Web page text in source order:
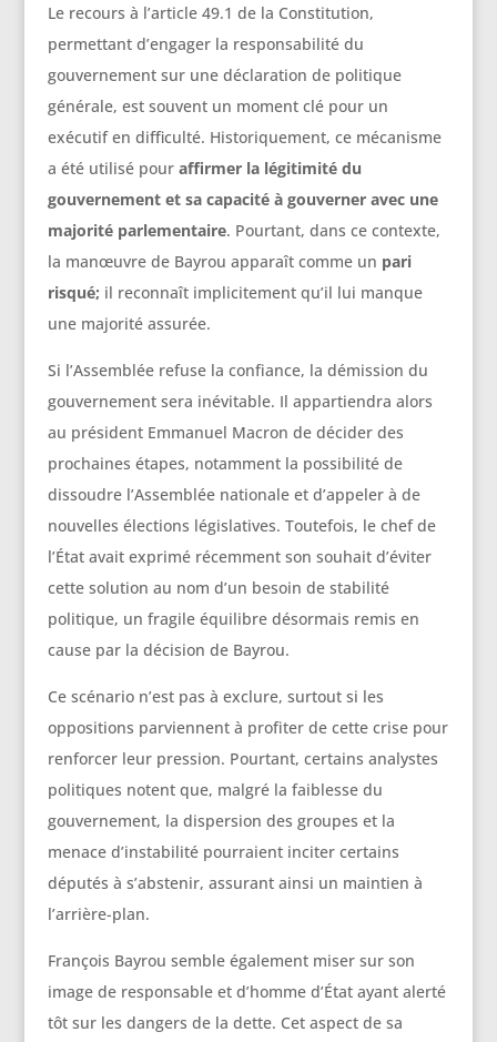
Le recours à l’article 49.1 de la Constitution,
permettant d’engager la responsabilité du
gouvernement sur une déclaration de politique
générale, est souvent un moment clé pour un
exécutif en difficulté. Historiquement, ce mécanisme
a été utilisé pour affirmer la légitimité du
gouvernement et sa capacité à gouverner avec une
majorité parlementaire. Pourtant, dans ce contexte,
la manœuvre de Bayrou apparaît comme un pari
risqué; il reconnaît implicitement qu’il lui manque
une majorité assurée.
Si l’Assemblée refuse la confiance, la démission du
gouvernement sera inévitable. Il appartiendra alors
au président Emmanuel Macron de décider des
prochaines étapes, notamment la possibilité de
dissoudre l’Assemblée nationale et d’appeler à de
nouvelles élections législatives. Toutefois, le chef de
l’État avait exprimé récemment son souhait d’éviter
cette solution au nom d’un besoin de stabilité
politique, un fragile équilibre désormais remis en
cause par la décision de Bayrou.
Ce scénario n’est pas à exclure, surtout si les
oppositions parviennent à profiter de cette crise pour
renforcer leur pression. Pourtant, certains analystes
politiques notent que, malgré la faiblesse du
gouvernement, la dispersion des groupes et la
menace d’instabilité pourraient inciter certains
députés à s’abstenir, assurant ainsi un maintien à
l’arrière-plan.
François Bayrou semble également miser sur son
image de responsable et d’homme d’État ayant alerté
tôt sur les dangers de la dette. Cet aspect de sa